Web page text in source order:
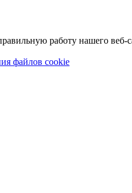
работу нашего веб-
файлов cookie